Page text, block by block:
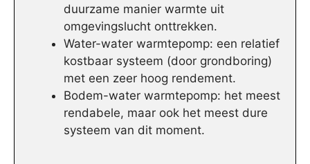
duurzame manier warmte uit
omgevingslucht onttrekken.
Water-water warmtepomp: een relatief
kostbaar systeem (door grondboring)
met een zeer hoog rendement.
Bodem-water warmtepomp: het meest
rendabele, maar ook het meest dure
systeem van dit moment.